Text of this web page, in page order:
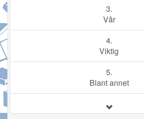
3.
Vår
4.
Viktig
5.
Blant annet